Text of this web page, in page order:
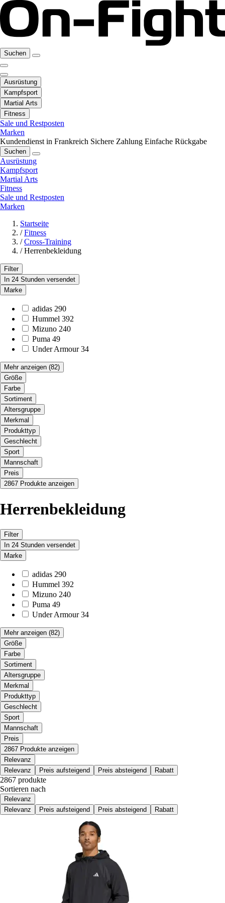
Suchen
Ausrüstung
Kampfsport
Martial Arts
Fitness
Sale und Restposten
Marken
Kundendienst in Frankreich Sichere Zahlung Einfache Rückgabe
Suchen
Ausrüstung
Kampfsport
Martial Arts
Fitness
Sale und Restposten
Marken
Startseite
/ Fitness
/ Cross-Training
/ Herrenbekleidung
Filter
In 24 Stunden versendet
Marke
adidas 290
Hummel 392
Mizuno 240
Puma 49
Under Armour 34
Mehr anzeigen (82)
Größe
Farbe
Sortiment
Altersgruppe
Merkmal
Produkttyp
Geschlecht
Sport
Mannschaft
Preis
2867 Produkte anzeigen
Herrenbekleidung
Filter
In 24 Stunden versendet
Marke
adidas 290
Hummel 392
Mizuno 240
Puma 49
Under Armour 34
Mehr anzeigen (82)
Größe
Farbe
Sortiment
Altersgruppe
Merkmal
Produkttyp
Geschlecht
Sport
Mannschaft
Preis
2867 Produkte anzeigen
Relevanz
Relevanz
Preis aufsteigend Preis absteigend Rabatt
2867 produkte
Sortieren nach
Relevanz
Relevanz
Preis aufsteigend Preis absteigend Rabatt